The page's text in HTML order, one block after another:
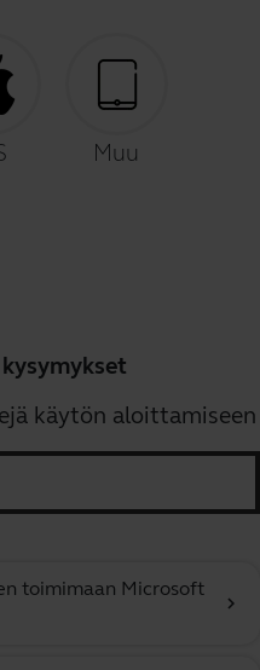
Muu
käytön aloittamiseen
toimimaan Microsoft
chevron_right